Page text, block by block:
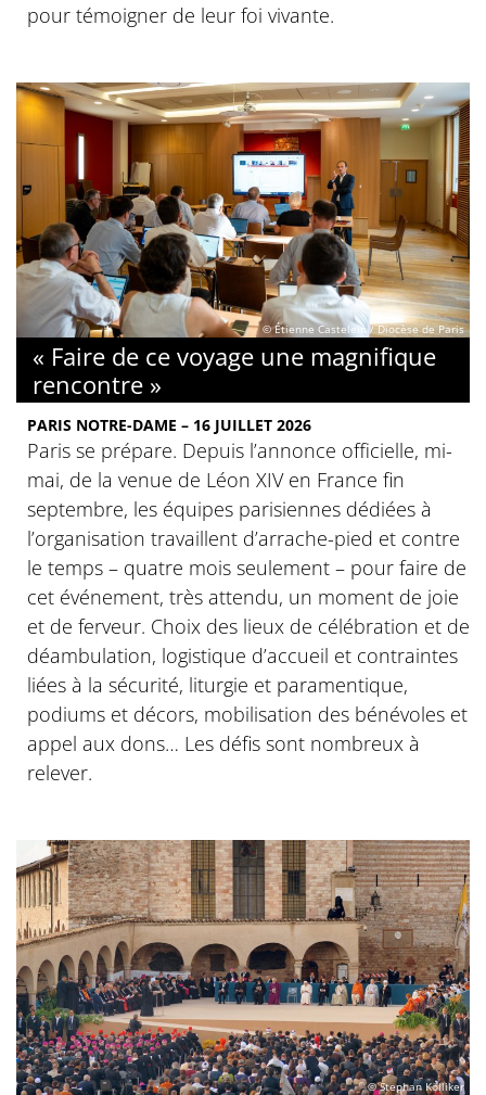
pour témoigner de leur foi vivante.
© Étienne Castelein / Diocèse de Paris
« Faire de ce voyage une magnifique
rencontre »
PARIS NOTRE-DAME – 16 JUILLET 2026
Paris se prépare. Depuis l’annonce officielle, mi-
mai, de la venue de Léon XIV en France fin
septembre, les équipes parisiennes dédiées à
l’organisation travaillent d’arrache-pied et contre
le temps – quatre mois seulement – pour faire de
cet événement, très attendu, un moment de joie
et de ferveur. Choix des lieux de célébration et de
déambulation, logistique d’accueil et contraintes
liées à la sécurité, liturgie et paramentique,
podiums et décors, mobilisation des bénévoles et
appel aux dons… Les défis sont nombreux à
relever.
© Stephan Kölliker